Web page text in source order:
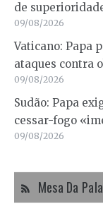
de
09/08/2026
Vaticano: Papa
ataques contra
09/08/2026
Sudão: Papa
cessar-fogo
09/08/2026
Mesa Da